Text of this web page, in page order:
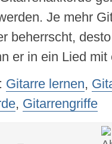
Je mehr
beherrscht,
er in ein Lied
Gitarre lernen,
, Gitarrengriffe